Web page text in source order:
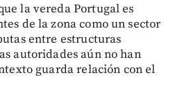
la vereda Portugal es
de la zona como un sector
entre estructuras
autoridades aún no han
guarda relación con el